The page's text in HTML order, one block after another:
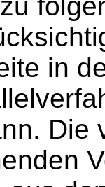
in
Die